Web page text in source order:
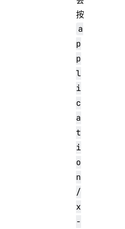
按
a
p
p
l
i
c
a
t
i
o
n
/
x
-